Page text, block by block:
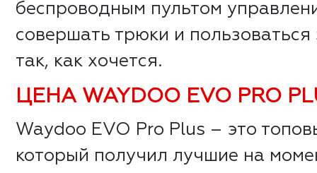
беспроводным пультом
совершать трюки и
так, как хочется.
ЦЕНА WAYDOO EVO PRO
Waydoo EVO Pro Plus – это
который получил лучшие на